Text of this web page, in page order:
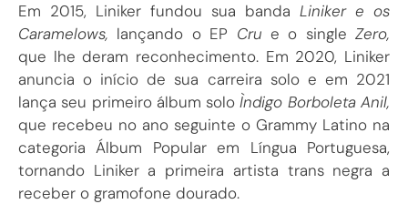
Em 2015, Liniker fundou sua banda Liniker e os
Caramelows, lançando o EP Cru e o single Zero,
que lhe deram reconhecimento. Em 2020, Liniker
anuncia o início de sua carreira solo e em 2021
lança seu primeiro álbum soloÌndigo Borboleta Anil,
que recebeu no ano seguinte o Grammy Latino na
categoria Álbum Popular em Língua Portuguesa,
tornando Liniker a primeira artista trans negra a
receber o gramofone dourado.